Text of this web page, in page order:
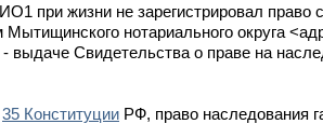
при жизни не зарегистрировал
нотариального округа
- выдаче Свидетельства о праве на
35 Конституции РФ, право наследования